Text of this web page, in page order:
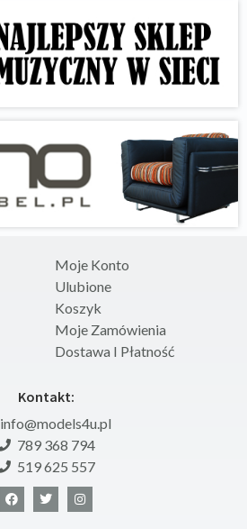
Moje Konto
Ulubione
Koszyk
Moje Zamówienia
Dostawa I Płatność
Kontakt:
info@models4u.pl
789 368 794
519 625 557